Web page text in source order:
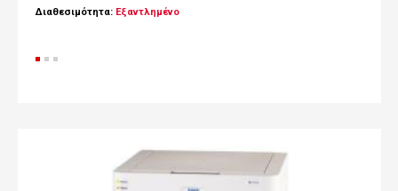
Διαθεσιμότητα: Εξαντλημένο